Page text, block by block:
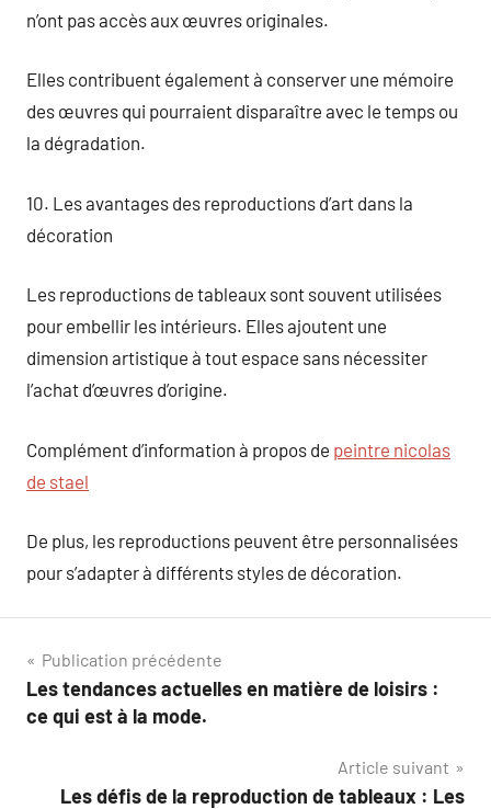
n’ont pas accès aux œuvres originales.
Elles contribuent également à conserver une mémoire
des œuvres qui pourraient disparaître avec le temps ou
la dégradation.
10. Les avantages des reproductions d’art dans la
décoration
Les reproductions de tableaux sont souvent utilisées
pour embellir les intérieurs. Elles ajoutent une
dimension artistique à tout espace sans nécessiter
l’achat d’œuvres d’origine.
Complément d’information à propos de peintre nicolas
de stael
De plus, les reproductions peuvent être personnalisées
pour s’adapter à différents styles de décoration.
Navigation
de
Publication précédente
Les tendances actuelles en matière de loisirs :
ce qui est à la mode.
Article suivant
Les défis de la reproduction de tableaux : Les